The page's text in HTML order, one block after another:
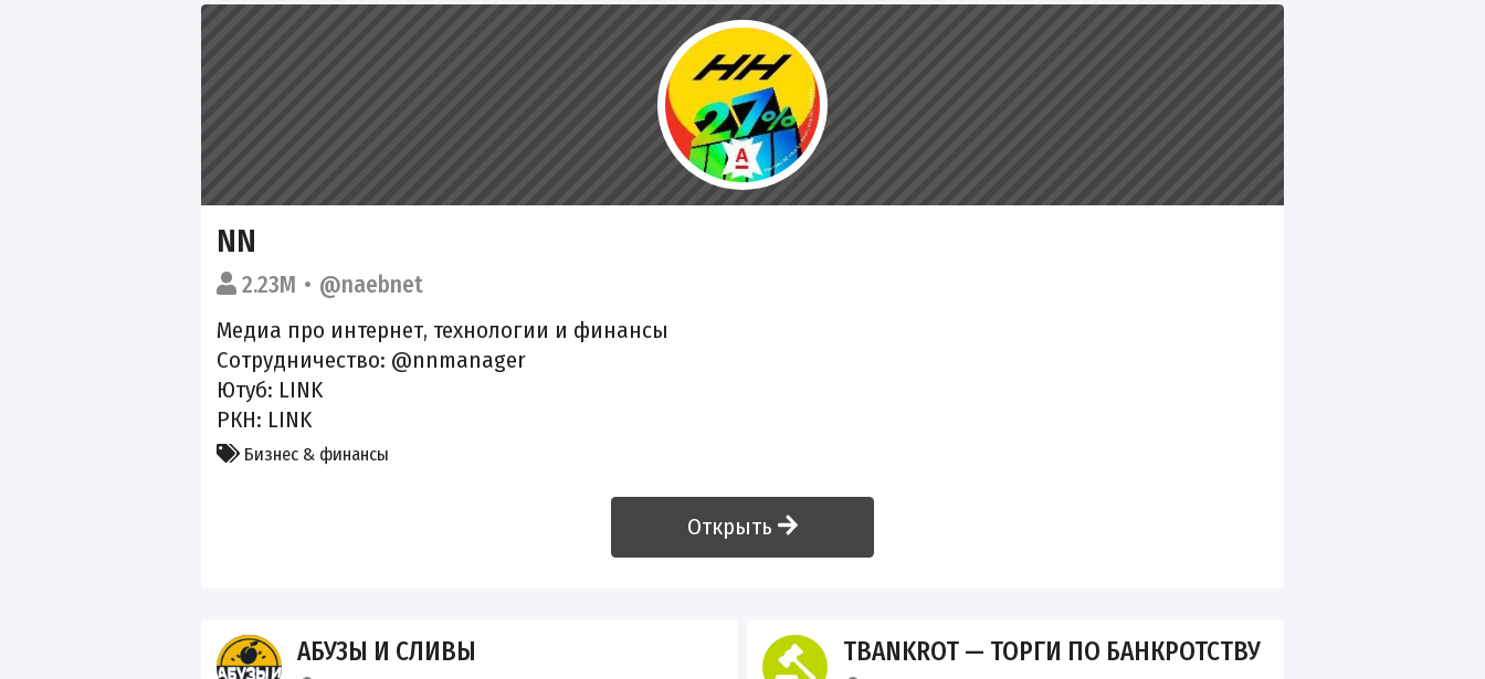
NN
2.23M
@naebnet
Медиа про интернет, технологии и финансы
Сотрудничество: @nnmanager
Ютуб: LINK
РКН: LINK
Бизнес & финансы
Открыть
АБУЗЫ И СЛИВЫ TBANKROT — ТОРГИ ПО БАНКРОТСТВУ